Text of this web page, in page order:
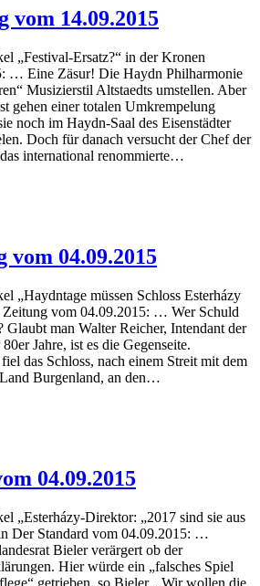
vom 14.09.2015
„Festival-Ersatz?“ in der Kronen
… Eine Zäsur! Die Haydn Philharmonie
Musizierstil Altstaedts umstellen. Aber
gehen einer totalen Umkrempelung
noch im Haydn-Saal des Eisenstädter
Doch für danach versucht der Chef der
international renommierte…
04.09.2015
„Haydntage müssen Schloss Esterházy
Zeitung vom 04.09.2015: … Wer Schuld
Glaubt man Walter Reicher, Intendant der
Jahre, ist es die Gegenseite.
das Schloss, nach einem Streit mit dem
Burgenland, an den…
04.09.2015
„Esterházy-Direktor: „2017 sind sie aus
Der Standard vom 04.09.2015: …
Bieler verärgert ob der
Hier würde ein „falsches Spiel
getrieben, so Bieler. „Wir wollen die